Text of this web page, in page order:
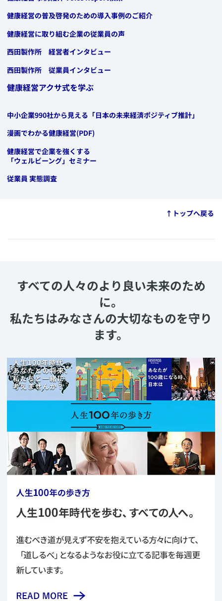
​健康経営の普及啓発のための導入事例のご紹介
​健康経営に取り組む企業の従業員の声
​西田製作所 経営者インタビュー
​西田製作所 従業員インタビュー
健康経営アクサ式を学ぶ
​中小企業990社から見える「日本の未来経済ポジティブ推計」
​漫画でわかる健康経営(PDF)
​健康経営で企業を強くする
「ウェルビーング」セミナー
​従業員 実態調査
​​↑トップへ戻る
すべての人々のより良い未来のため
に。
私たちはみなさんの大切なものを守り
ます。